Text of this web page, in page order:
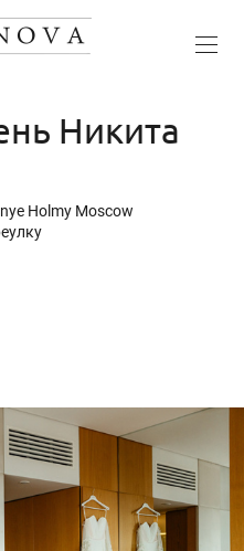
Никита
Holmy Moscow